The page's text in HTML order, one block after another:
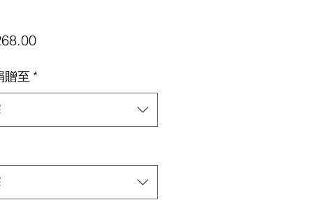
價
贈至 *